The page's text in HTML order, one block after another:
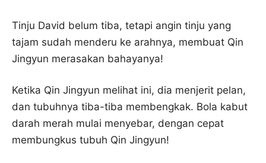
Tinju David belum tiba, tetapi angin tinju yang
tajam sudah menderu ke arahnya, membuat Qin
Jingyun merasakan bahayanya!
Ketika Qin Jingyun melihat ini, dia menjerit pelan,
dan tubuhnya tiba-tiba membengkak. Bola kabut
darah merah mulai menyebar, dengan cepat
membungkus tubuh Qin Jingyun!